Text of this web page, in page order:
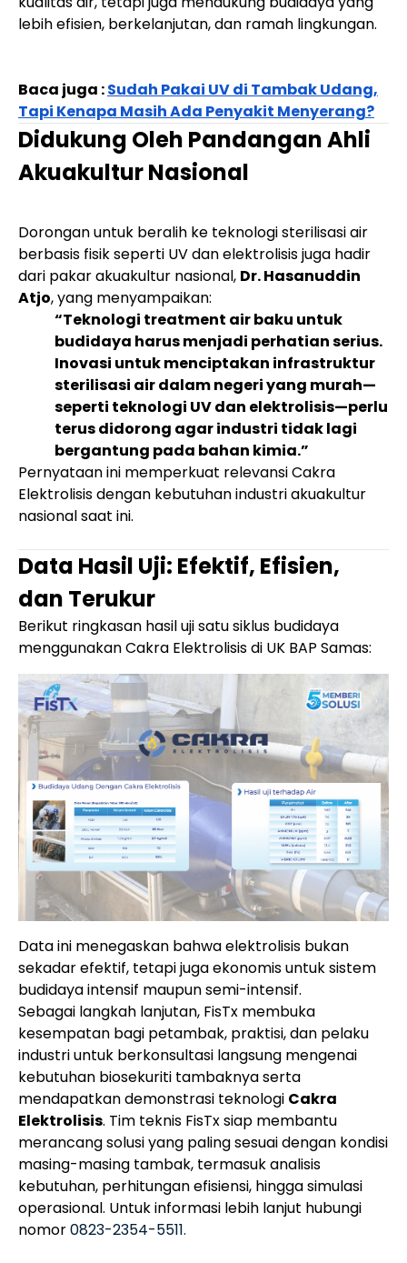
lebih efisien, berkelanjutan, dan ramah lingkungan.
Baca juga :Sudah Pakai UV di Tambak Udang,
Tapi Kenapa Masih Ada Penyakit Menyerang?
Didukung Oleh Pandangan Ahli
Akuakultur Nasional
Dorongan untuk beralih ke teknologi sterilisasi air
berbasis fisik seperti UV dan elektrolisis juga hadir
dari pakar akuakultur nasional, Dr. Hasanuddin
Atjo, yang menyampaikan:
“Teknologi treatment air baku untuk
budidaya harus menjadi perhatian serius.
Inovasi untuk menciptakan infrastruktur
sterilisasi air dalam negeri yang murah—
seperti teknologi UV dan elektrolisis—perlu
terus didorong agar industri tidak lagi
bergantung pada bahan kimia.”
Pernyataan ini memperkuat relevansi Cakra
Elektrolisis dengan kebutuhan industri akuakultur
nasional saat ini.
Data Hasil Uji: Efektif, Efisien,
dan Terukur
Berikut ringkasan hasil uji satu siklus budidaya
menggunakan Cakra Elektrolisis di UK BAP Samas:
Data ini menegaskan bahwa elektrolisis bukan
sekadar efektif, tetapi juga ekonomis untuk sistem
budidaya intensif maupun semi-intensif.
Sebagai langkah lanjutan, FisTx membuka
kesempatan bagi petambak, praktisi, dan pelaku
industri untuk berkonsultasi langsung mengenai
kebutuhan biosekuriti tambaknya serta
mendapatkan demonstrasi teknologi Cakra
Elektrolisis. Tim teknis FisTx siap membantu
merancang solusi yang paling sesuai dengan kondisi
masing-masing tambak, termasuk analisis
kebutuhan, perhitungan efisiensi, hingga simulasi
operasional. Untuk informasi lebih lanjut hubungi
nomor0823-2354-5511.